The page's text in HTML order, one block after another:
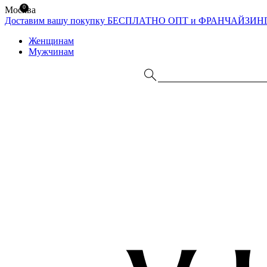
Москва
Доставим вашу покупку БЕСПЛАТНО ОПТ и
Женщинам
Мужчинам
0